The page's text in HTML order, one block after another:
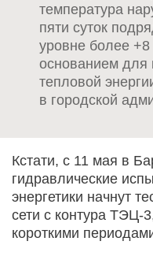
температура
пяти суток
уровне более +8
основанием для
тепловой
в городской
Кстати, с 11 мая в
гидравлические
энергетики начнут
сети с контура
короткими